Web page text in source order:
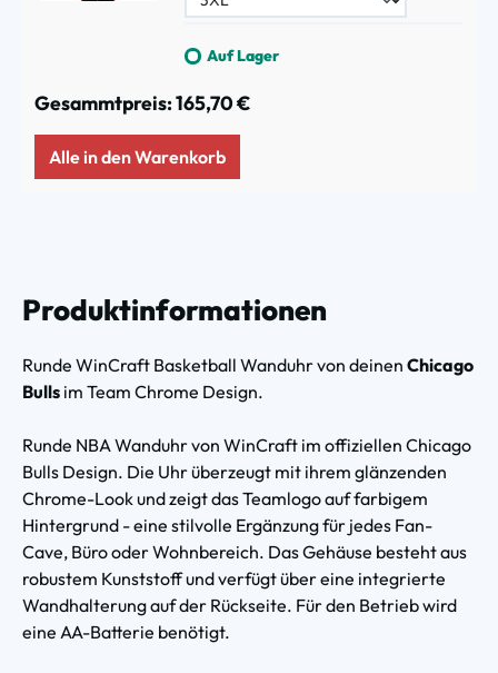
Auf Lager
Gesammtpreis:165,70 €
Alle in den Warenkorb
Produktinformationen
Runde WinCraft Basketball Wanduhr von deinen Chicago
Bulls im Team Chrome Design.
Runde NBA Wanduhr von WinCraft im offiziellen Chicago
Bulls Design. Die Uhr überzeugt mit ihrem glänzenden
Chrome-Look und zeigt das Teamlogo auf farbigem
Hintergrund - eine stilvolle Ergänzung für jedes Fan-
Cave, Büro oder Wohnbereich. Das Gehäuse besteht aus
robustem Kunststoff und verfügt über eine integrierte
Wandhalterung auf der Rückseite. Für den Betrieb wird
eine AA-Batterie benötigt.